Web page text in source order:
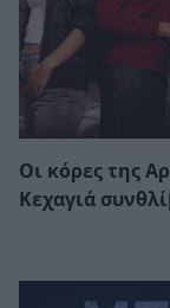
Οι κόρες της
Κεχαγιά